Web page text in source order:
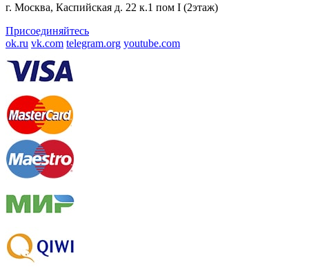
г. Москва, Каспийская д. 22 к.1 пом I (2этаж)
Присоединяйтесь
ok.ru vk.com telegram.org youtube.com